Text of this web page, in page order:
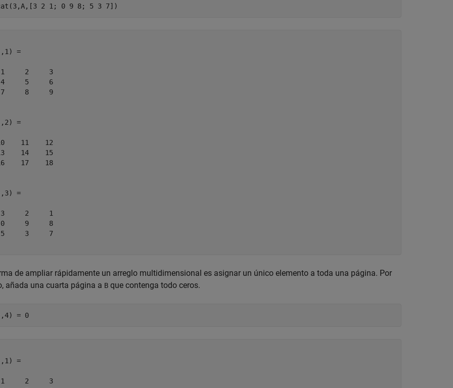
2 1; 0 9 8; 5 3 7])
=
2     3
5     6
8     9
=
11    12
14    15
17    18
=
2     1
9     8
3     7
de ampliar rápidamente un arreglo multidimensional es asignar un único elemento a toda una página. Por
añada una cuarta página a B que contenga todo ceros.
= 0
=
2     3